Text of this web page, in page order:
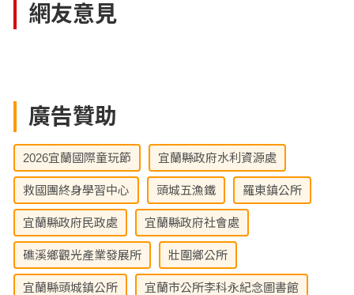
網友意見
廣告贊助
2026宜蘭國際童玩節 宜蘭縣政府水利資源處
救國團終身學習中心 頭城五漁鐵 羅東鎮公所
宜蘭縣政府民政處 宜蘭縣政府社會處
礁溪鄉觀光產業發展所 壯圍鄉公所
宜蘭縣頭城鎮公所 宜蘭市公所李科永紀念圖書館